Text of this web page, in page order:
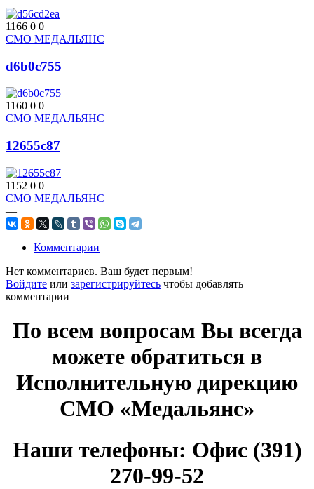
1166 0 0
СМО МЕДАЛЬЯНС
d6b0c755
1160 0 0
СМО МЕДАЛЬЯНС
12655c87
1152 0 0
СМО МЕДАЛЬЯНС
—
Комментарии
Нет комментариев. Ваш будет первым!
Войдите или зарегистрируйтесь чтобы добавлять
комментарии
По всем вопросам Вы всегда
можете обратиться в
Исполнительную дирекцию
СМО «Медальянс»
Наши телефоны: Офис (391)
270-99-52